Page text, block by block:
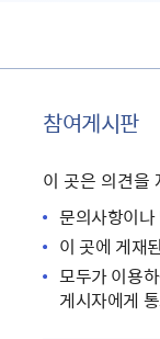
참여게시판
이 곳은 의견을
문의사항이
이 곳에 게재
모두가 이용
게시자에게